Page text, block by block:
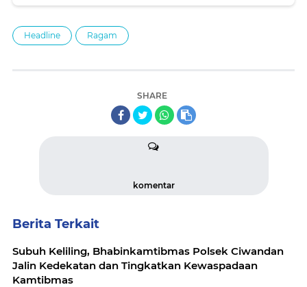
Headline Ragam
SHARE
komentar
Berita Terkait
Subuh Keliling, Bhabinkamtibmas Polsek Ciwandan
Jalin Kedekatan dan Tingkatkan Kewaspadaan
Kamtibmas